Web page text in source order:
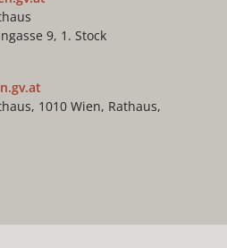
9, 1. Stock
1010 Wien, Rathaus,